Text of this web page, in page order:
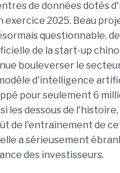
de données dotés
exercice 2025. Beau
questionnable,
de la start-up
bouleverser le
d'intelligence
pour seulement 6
les dessous de l'histoire,
de l'entraînement de
a sérieusement
des investisseurs.